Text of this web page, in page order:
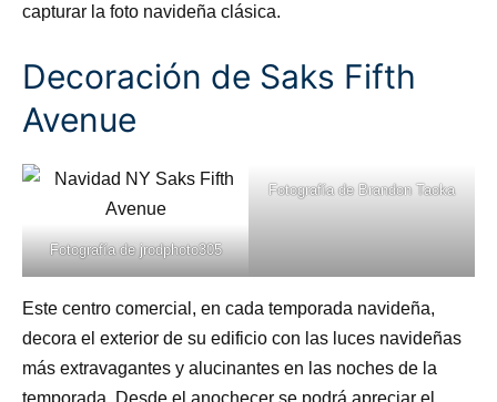
capturar la foto navideña clásica.
Decoración de Saks Fifth
Avenue
Fotografía dejrodphoto305
Fotografía de Brandon Taoka
Este centro comercial, en cada temporada navideña,
decora el exterior de su edificio con las luces navideñas
más extravagantes y alucinantes en las noches de la
temporada. Desde el anochecer se podrá apreciar el